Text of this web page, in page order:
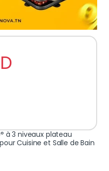
à 3 niveaux plateau
Cuisine et Salle de Bain